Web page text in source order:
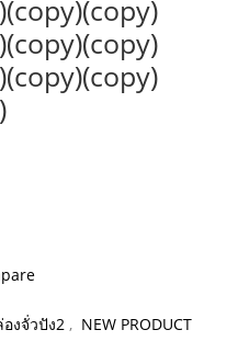
งจั่วปัง2 , NEW PRODUCT